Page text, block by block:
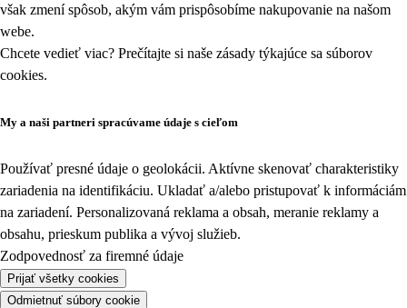
však zmení spôsob, akým vám prispôsobíme nakupovanie na našom
webe.
Chcete vedieť viac? Prečítajte si naše zásady týkajúce sa súborov
cookies.
My a naši partneri spracúvame údaje s cieľom
Používať presné údaje o geolokácii. Aktívne skenovať charakteristiky
zariadenia na identifikáciu. Ukladať a/alebo pristupovať k informáciám
na zariadení. Personalizovaná reklama a obsah, meranie reklamy a
obsahu, prieskum publika a vývoj služieb.
Zodpovednosť za firemné údaje
Prijať všetky cookies
Odmietnuť súbory cookie